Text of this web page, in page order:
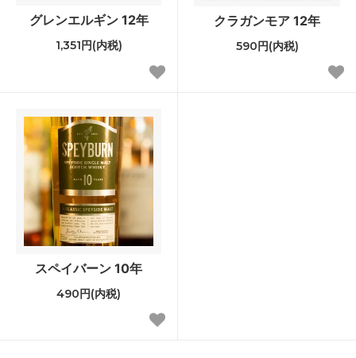
グレンエルギン 12年
1,351円(内税)
クラガンモア 12年
590円(内税)
スペイバーン 10年
490円(内税)